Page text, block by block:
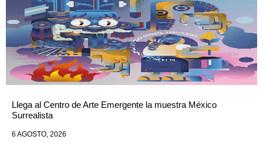
Llega al Centro de Arte Emergente la muestra México
Surrealista
6 AGOSTO, 2026